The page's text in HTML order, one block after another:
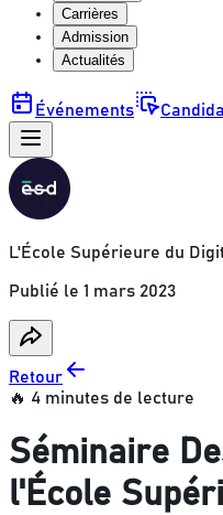
Carrières
Admission
Actualités
Événements
L'École Supérieure du
Publié le 1 mars 2023
Retour
🔥 4 minutes de lecture
Séminaire
l'École